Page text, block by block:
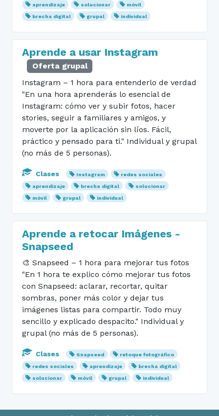
aprendizaje
solucionar
móvil
brecha digital
grupal individual
Aprende a usar Instagram
Oferta grupal
Instagram – 1 hora para entenderlo de verdad
"En una hora aprenderás lo esencial de
Instagram: cómo ver y subir fotos, hacer
stories, seguir a familiares y amigos, y
moverte por la aplicación sin líos. Fácil,
práctico y pensado para ti." Individual y grupal
(no más de 5 personas).
Clases Instagram
redes sociales
aprendizaje
brecha digital
solucionar
móvil
grupal individual
Aprende a retocar Imágenes -
Snapseed
🎨 Snapseed – 1 hora para mejorar tus fotos
"En 1 hora te explico cómo mejorar tus fotos
con Snapseed: aclarar, recortar, quitar
sombras, poner más color y dejar tus
imágenes listas para compartir. Todo muy
sencillo y explicado despacito." Individual y
grupal (no más de 5 personas).
Clases Snapseed
retoque fotográfico
redes sociales
aprendizaje
brecha digital
solucionar
móvil grupal individual